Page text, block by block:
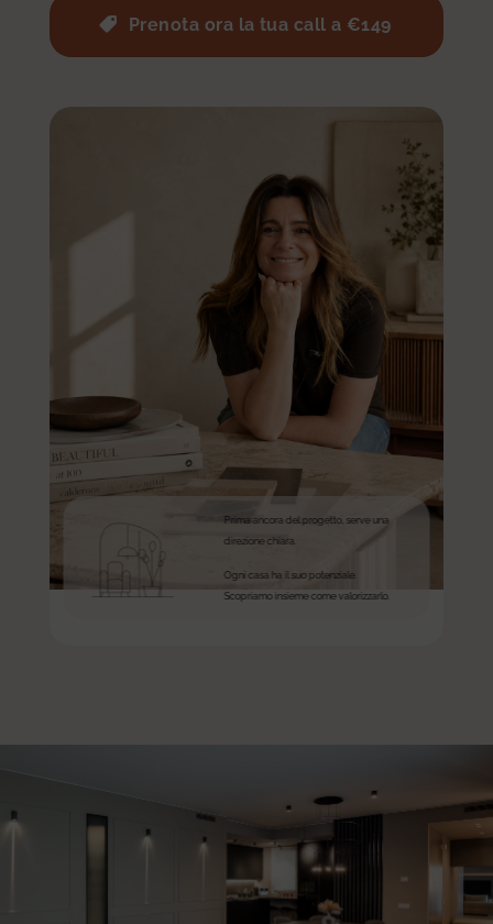
Prenota ora la tua call a €149
Prima ancora del progetto, serve una
direzione chiara.
Ogni casa ha il suo potenziale.
Scopriamo insieme come valorizzarlo.